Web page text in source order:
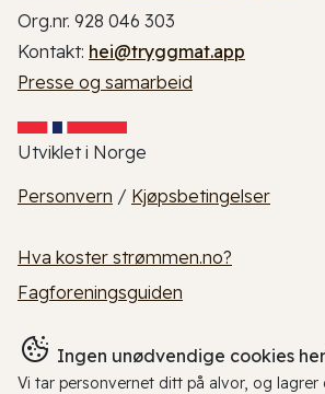
Org.nr. 928 046 303
Kontakt: hei@tryggmat.app
Presse og samarbeid
Utviklet i Norge
Personvern / Kjøpsbetingelser
Hva koster strømmen.no?
Fagforeningsguiden
Ingen unødvendige cookies
Vi tar personvernet ditt på alvor, og lagrer